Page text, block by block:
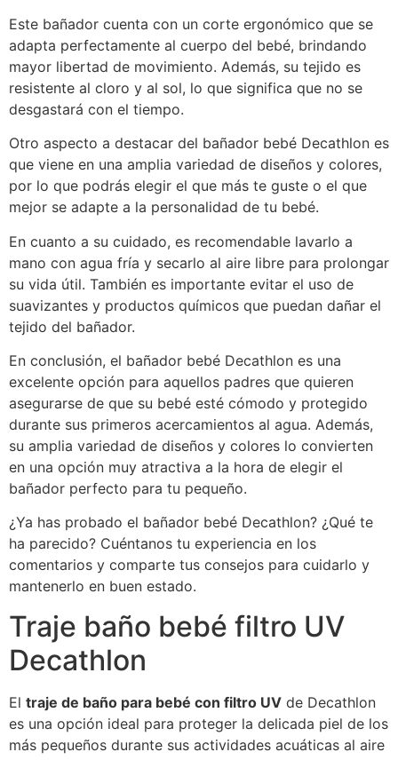
Este bañador cuenta con un corte ergonómico que se
adapta perfectamente al cuerpo del bebé, brindando
mayor libertad de movimiento. Además, su tejido es
resistente al cloro y al sol, lo que significa que no se
desgastará con el tiempo.
Otro aspecto a destacar del bañador bebé Decathlon es
que viene en una amplia variedad de diseños y colores,
por lo que podrás elegir el que más te guste o el que
mejor se adapte a la personalidad de tu bebé.
En cuanto a su cuidado, es recomendable lavarlo a
mano con agua fría y secarlo al aire libre para prolongar
su vida útil. También es importante evitar el uso de
suavizantes y productos químicos que puedan dañar el
tejido del bañador.
En conclusión, el bañador bebé Decathlon es una
excelente opción para aquellos padres que quieren
asegurarse de que su bebé esté cómodo y protegido
durante sus primeros acercamientos al agua. Además,
su amplia variedad de diseños y colores lo convierten
en una opción muy atractiva a la hora de elegir el
bañador perfecto para tu pequeño.
¿Ya has probado el bañador bebé Decathlon? ¿Qué te
ha parecido? Cuéntanos tu experiencia en los
comentarios y comparte tus consejos para cuidarlo y
mantenerlo en buen estado.
Traje baño bebé filtro UV
Decathlon
El traje de baño para bebé con filtro UV de Decathlon
es una opción ideal para proteger la delicada piel de los
más pequeños durante sus actividades acuáticas al aire